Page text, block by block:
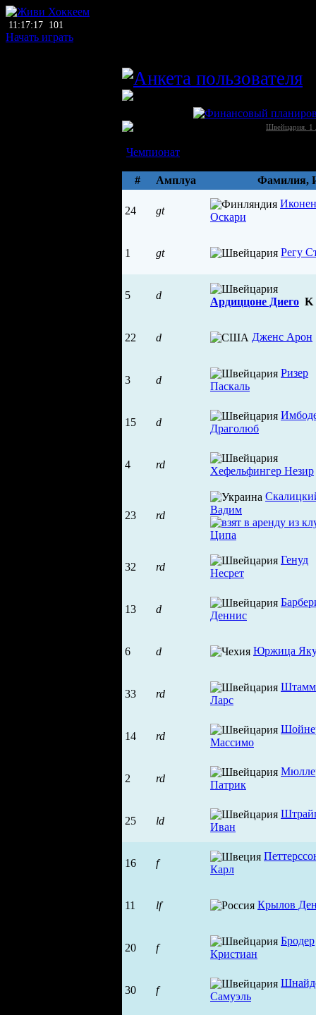
11:17:17 101
Начать играть
Швейцария. 1
Чемпионат
#
Амплуа Фамилия,
24 gt
Иконен
Оскари
1 gt Регу
5 d
Ардиццоне Диего K
22 d Дженс Арон
3 d
Ризер
Паскаль
15 d
Драголюб
4 rd
Хефельфингер Незир
23 rd
Вадим
32 rd
Генуд
Несрет
13 d
Деннис
6 d Юржица
33 rd
Штамм
Ларс
14 rd
Массимо
2 rd
Патрик
25 ld
Иван
16 f
Карл
11 lf Крылов
20 f
Бродер
Кристиан
30 f
Самуэль